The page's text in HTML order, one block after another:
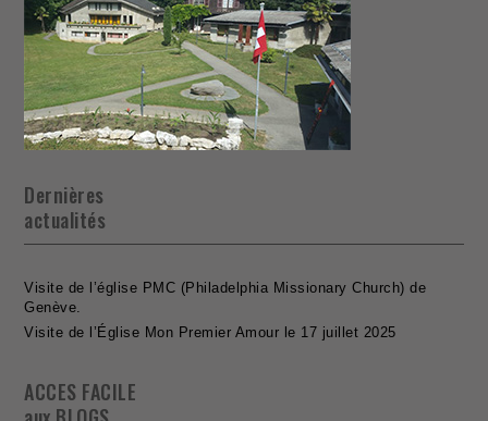
Dernières
actualités
Visite de l’église PMC (Philadelphia Missionary Church) de
Genève.
Visite de l’Église Mon Premier Amour le 17 juillet 2025
ACCES FACILE